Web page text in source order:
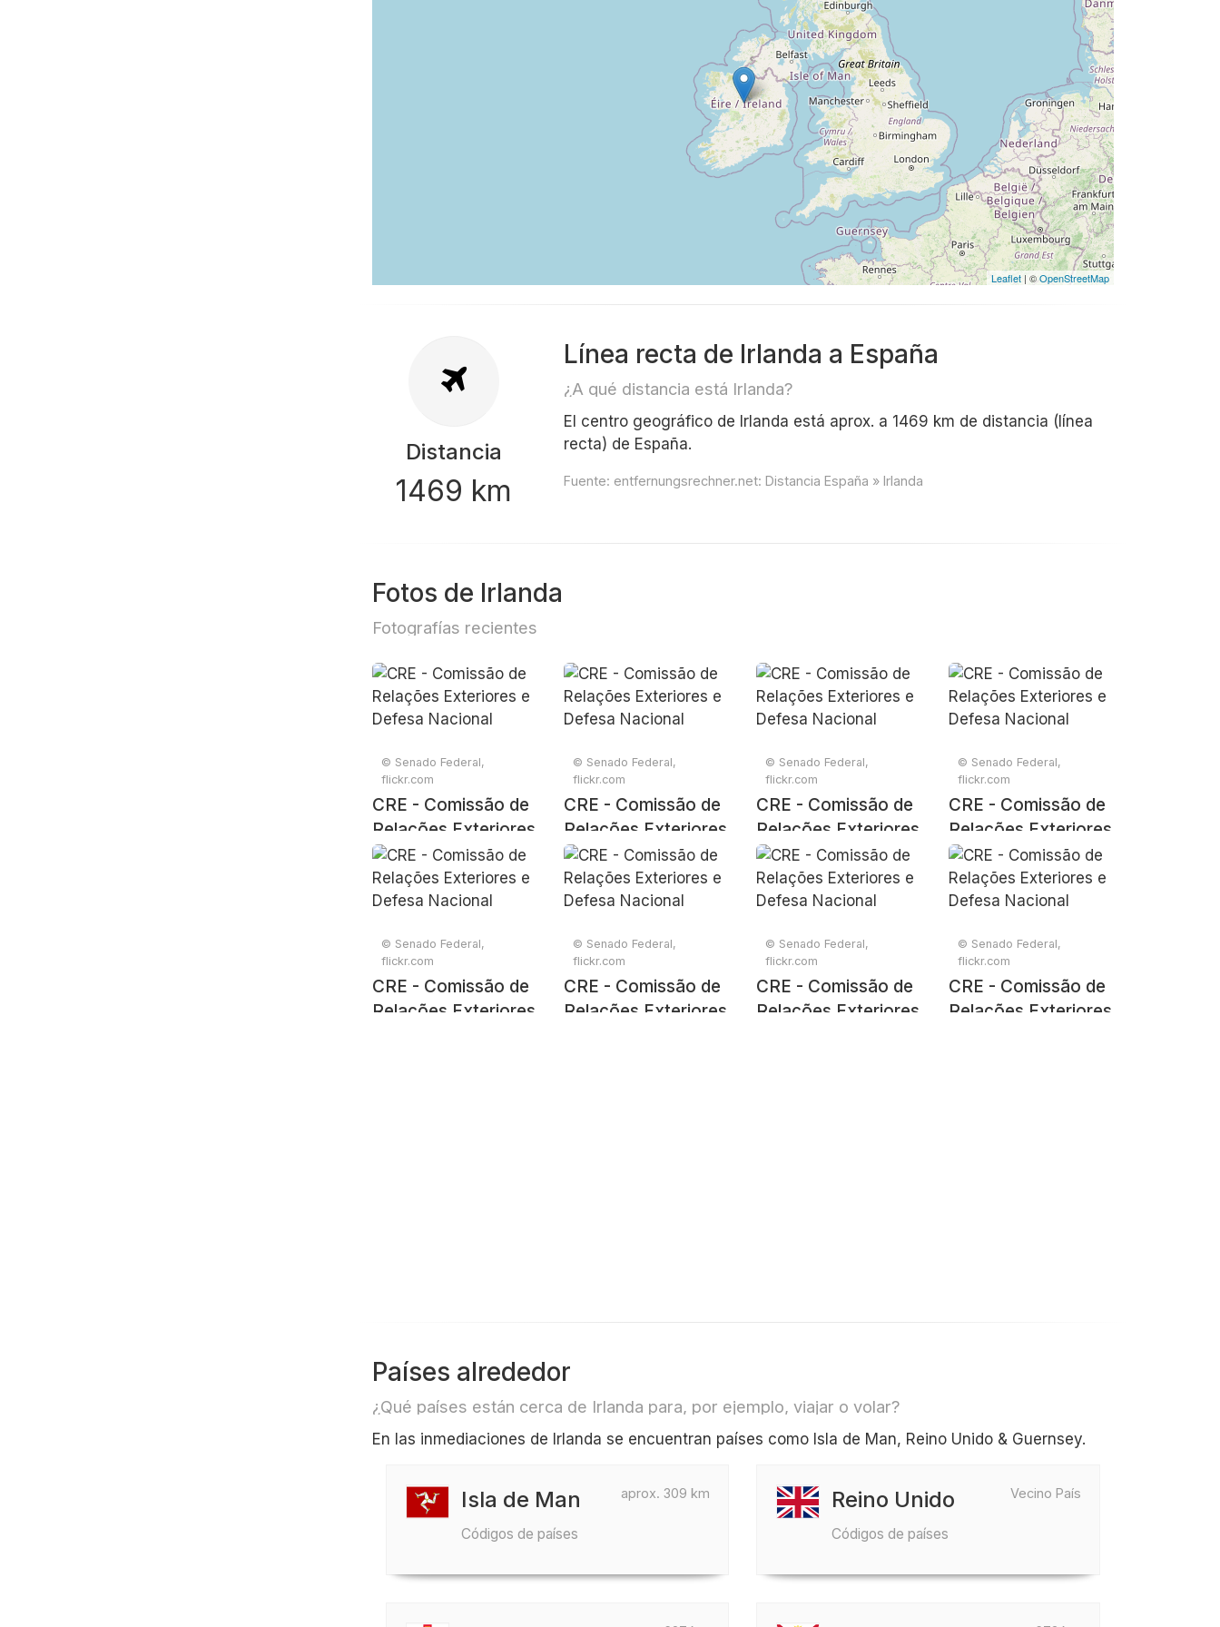
Leaflet | ©OpenStreetMap
Distancia
1469 km
Línea recta de Irlanda a España
¿A qué distancia está Irlanda?
El centro geográfico de Irlanda está aprox. a 1469 km de distancia (línea
recta) de España.
Fuente: entfernungsrechner.net: Distancia España » Irlanda
Fotos de Irlanda
Fotografías recientes
© Senado Federal,
flickr.com
CRE - Comissão de
Relações Exteriores
e Defesa Nacional
© Senado Federal,
flickr.com
CRE - Comissão de
Relações Exteriores
e Defesa Nacional
© Senado Federal,
flickr.com
CRE - Comissão de
Relações Exteriores
e Defesa Nacional
© Senado Federal,
flickr.com
CRE - Comissão de
Relações Exteriores
e Defesa Nacional
© Senado Federal,
flickr.com
CRE - Comissão de
Relações Exteriores
© Senado Federal,
flickr.com
CRE - Comissão de
Relações Exteriores
© Senado Federal,
flickr.com
CRE - Comissão de
Relações Exteriores
© Senado Federal,
flickr.com
CRE - Comissão de
Relações Exteriores
Países alrededor
¿Qué países están cerca de Irlanda para, por ejemplo, viajar o volar?
En las inmediaciones de Irlanda se encuentran países como Isla de Man, Reino Unido & Guernsey.
aprox. 309 km
Isla de Man
Códigos de países
Vecino País
Reino Unido
Códigos de países